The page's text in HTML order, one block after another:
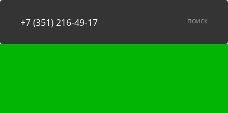
+7 (351) 216-49-17 поиск